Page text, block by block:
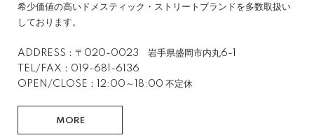
希少価値の高いドメスティック・ストリートブランドを多数取扱い
しております。
ADDRESS：〒020-0023 岩手県盛岡市内丸6-1
TEL/FAX：019-681-6136
OPEN/CLOSE：12:00～18:00 不定休
MORE